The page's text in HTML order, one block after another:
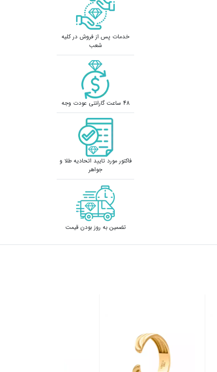
خدمات پس از فروش در کلیه
شعب
48 ساعت گارانتی عودت وجه
فاکتور مورد تایید اتحادیه طلا و
جواهر
تضمین به روز بودن قیمت